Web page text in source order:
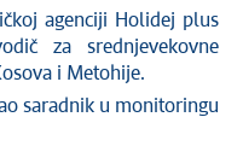
agenciji Holidej plus
za srednjevekovne
i Metohije.
saradnik u monitoringu